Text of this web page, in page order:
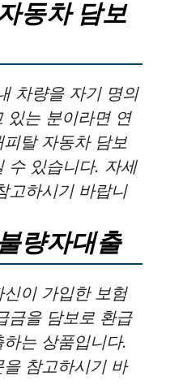
동차 담보
차량을 자기 명의
있는 분이라면 연
탈 자동차 담보
수 있습니다. 자세
고하시기 바랍니
량자대출
이 가입한 보험
금을 담보로 환급
는 상품입니다.
참고하시기 바